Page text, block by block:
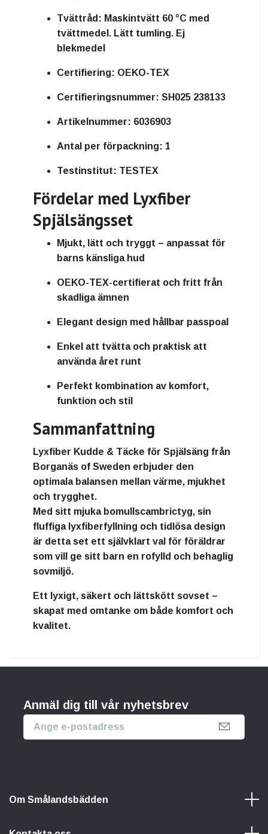
Tvättråd: Maskintvätt 60 °C med
tvättmedel. Lätt tumling. Ej
blekmedel
Certifiering: OEKO-TEX
Certifieringsnummer: SH025 238133
Artikelnummer: 6036903
Antal per förpackning: 1
Testinstitut: TESTEX
Fördelar med Lyxfiber
Spjälsängsset
Mjukt, lätt och tryggt – anpassat för
barns känsliga hud
OEKO-TEX-certifierat och fritt från
skadliga ämnen
Elegant design med hållbar passpoal
Enkel att tvätta och praktisk att
använda året runt
Perfekt kombination av komfort,
funktion och stil
Sammanfattning
Lyxfiber Kudde & Täcke för Spjälsäng från
Borganäs of Sweden erbjuder den
optimala balansen mellan värme, mjukhet
och trygghet.
Med sitt mjuka bomullscambrictyg, sin
fluffiga lyxfiberfyllning och tidlösa design
är detta set ett självklart val för föräldrar
som vill ge sitt barn en rofylld och behaglig
sovmiljö.
Ett lyxigt, säkert och lättskött sovset –
skapat med omtanke om både komfort och
kvalitet.
Anmäl dig till vår nyhetsbrev
Om Smålandsbädden